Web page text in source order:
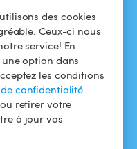
des cookies
Ceux-ci nous
service! En
option dans
les conditions
confidentialité.
retirer votre
à jour vos
Conditions
d'utilisation
Politique de
confidentialité
Mentions légales